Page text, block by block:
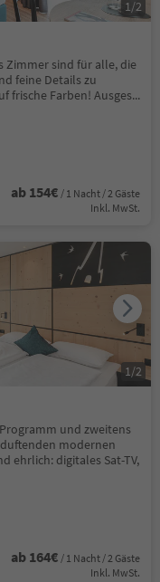
Zimmer sind für alle, die
feine Details zu
frische Farben! Ausges...
ab 154€ / 1 Nacht / 2 Gäste
Inkl. MwSt.
1 /2
Programm und zweitens
modernen
ehrlich: digitales Sat-TV,
ab 164€ / 1 Nacht / 2 Gäste
Inkl. MwSt.
1 /2